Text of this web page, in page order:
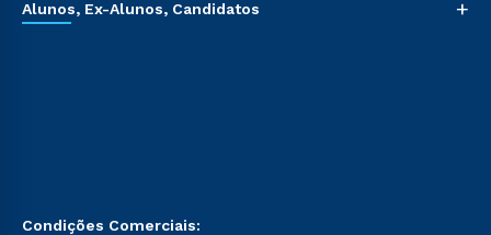
Alunos, Ex-Alunos, Candidatos +
Condições Comerciais: